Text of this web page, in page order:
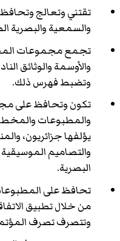
تقتني وتعالج وتحافظ
والسمعية والبصرية
تجمع مجموعات
والأوسمة والوثائق
وتضبط فهرس ذلك.
تكون وتحافظ على
والمطبوعات
يؤلفها جزائريون،
والتصاميم
البصرية.
تحافظ على
من خلال تطبيق
وتتصرف تصرف